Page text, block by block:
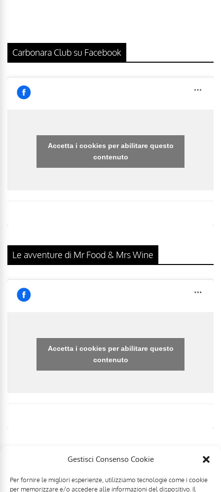
Gestisci Consenso Cookie
Per fornire le migliori esperienze, utilizziamo tecnologie come i cookie
per memorizzare e/o accedere alle informazioni del dispositivo. Il
Carbonara Club su Facebook
Accetta i cookies per abilitare questo
contenuto
Le avventure di Mr Food & Mrs Wine
Accetta i cookies per abilitare questo
contenuto